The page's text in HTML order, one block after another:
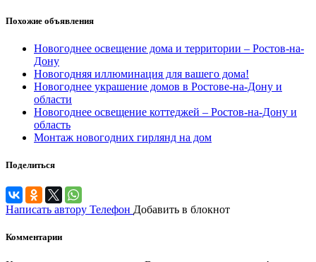
Похожие объявления
Новогоднее освещение дома и территории – Ростов-на-
Дону
Новогодняя иллюминация для вашего дома!
Новогоднее украшение домов в Ростове-на-Дону и
области
Новогоднее освещение коттеджей – Ростов-на-Дону и
область
Монтаж новогодних гирлянд на дом
Поделиться
Написать автору Телефон Добавить в блокнот
Комментарии